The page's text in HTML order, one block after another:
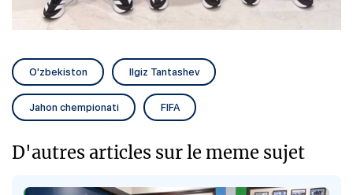
O'zbekiston Ilgiz Tantashev
Jahon chempionati FIFA
D'autres articles sur le meme sujet